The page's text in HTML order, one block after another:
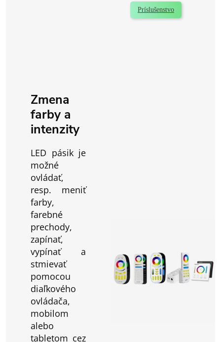
Príslušenstvo
Zmena
farby a
intenzity
LED pásik je
možné
ovládať,
resp. meniť
farby,
farebné
prechody,
zapínať,
vypínať a
stmievať
pomocou
diaľkového
ovládača,
mobilom
alebo
tabletom cez